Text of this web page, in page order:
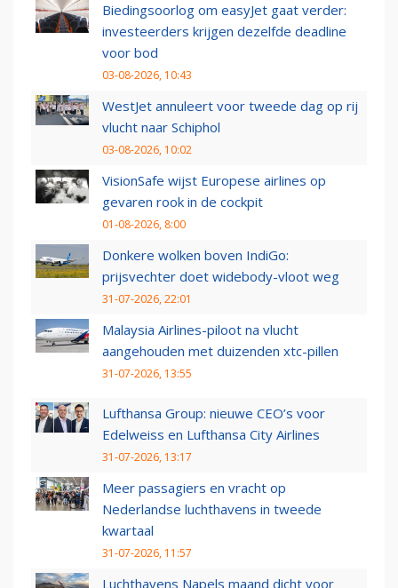
Biedingsoorlog om easyJet gaat verder:
investeerders krijgen dezelfde deadline
voor bod
03-08-2026, 10:43
WestJet annuleert voor tweede dag op rij
vlucht naar Schiphol
03-08-2026, 10:02
VisionSafe wijst Europese airlines op
gevaren rook in de cockpit
01-08-2026, 8:00
Donkere wolken boven IndiGo:
prijsvechter doet widebody-vloot weg
31-07-2026, 22:01
Malaysia Airlines-piloot na vlucht
aangehouden met duizenden xtc-pillen
31-07-2026, 13:55
Lufthansa Group: nieuwe CEO’s voor
Edelweiss en Lufthansa City Airlines
31-07-2026, 13:17
Meer passagiers en vracht op
Nederlandse luchthavens in tweede
kwartaal
31-07-2026, 11:57
Luchthavens Napels maand dicht voor